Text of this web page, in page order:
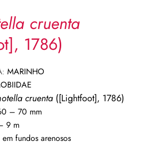
cruenta
1786)
MARINHO
cruenta([Lightfoot], 1786)
– 70 mm
9 m
fundos arenosos